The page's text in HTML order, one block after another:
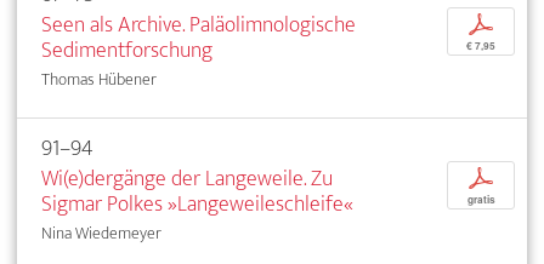
Seen als Archive. Paläolimnologische
Sedimentforschung
Thomas Hübener
p
€ 7,95
91–94
Wi(e)dergänge der Langeweile. Zu
Sigmar Polkes »Langeweileschleife«
Nina Wiedemeyer
p
gratis